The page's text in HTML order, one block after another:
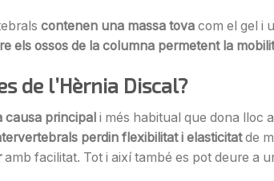
contenen una massa tova com el gel i
els ossos de la columna permetent la
de l’Hèrnia Discal?
causa principal i més habitual que dona lloc
perdin flexibilitat i elasticitatde
amb facilitat. Tot i així també es pot deure a